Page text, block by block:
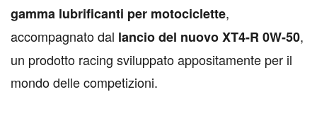
gamma lubrificanti per motociclette,
accompagnato dal lancio del nuovo XT4-R 0W-50,
un prodotto racing sviluppato appositamente per il
mondo delle competizioni.